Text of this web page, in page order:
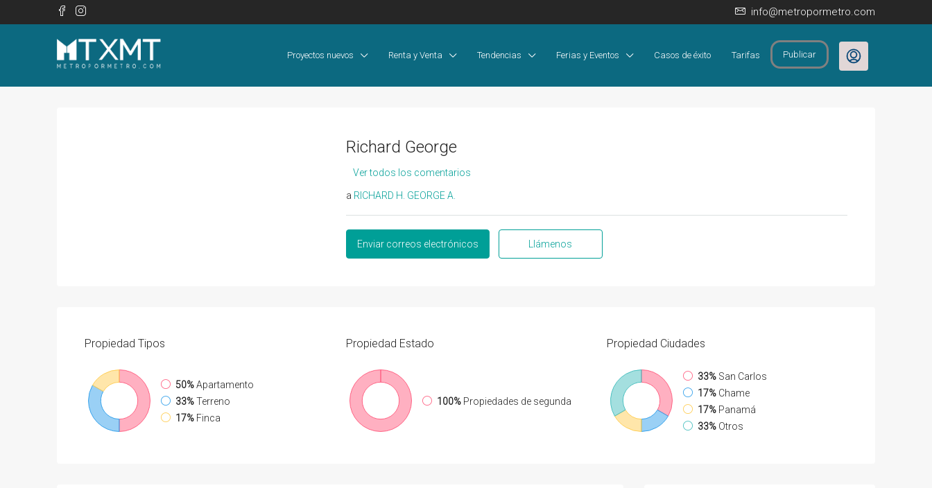
info@metropormetro.com
Proyectos nuevos Renta y Venta Tendencias Ferias y Eventos Casos de éxito Tarifas Publicar
Richard George
Ver todos los comentarios
a RICHARD H. GEORGE A.
Enviar correos electrónicos Llámenos
Propiedad Tipos
50%Apartamento
33%Terreno
17% Finca
Propiedad Estado
100% Propiedades de segunda
Propiedad Ciudades
33% San Carlos
17% Chame
17% Panamá
33% Otros